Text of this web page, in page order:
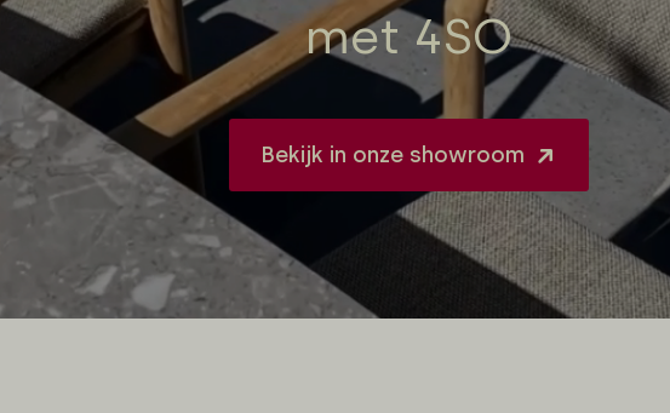
met 4SO
Bekijk in onze showroom